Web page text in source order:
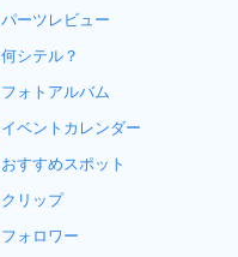
パーツレビュー
何シテル？
フォトアルバム
イベントカレンダー
おすすめスポット
クリップ
フォロワー